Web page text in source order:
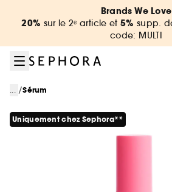
Aller au contenu principal
Aller au pied de pageBrands We Love
20% sur le 2ᵉ article et 5% supp.
code: MULTI
... /Sérum
Uniquement chez Sephora**